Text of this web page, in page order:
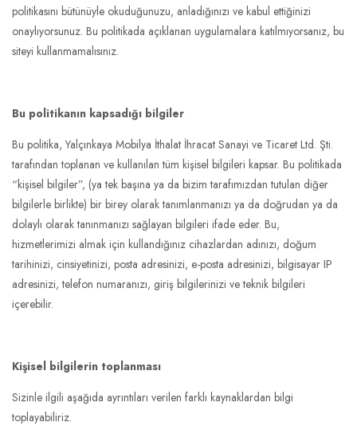
politikasını bütünüyle okuduğunuzu, anladığınızı ve kabul ettiğinizi
onaylıyorsunuz. Bu politikada açıklanan uygulamalara katılmıyorsanız, bu
siteyi kullanmamalısınız.
Bu politikanın kapsadığı bilgiler
Bu politika, Yalçınkaya Mobilya İthalat İhracat Sanayi ve Ticaret Ltd. Şti.
tarafından toplanan ve kullanılan tüm kişisel bilgileri kapsar. Bu politikada
“kişisel bilgiler”, (ya tek başına ya da bizim tarafımızdan tutulan diğer
bilgilerle birlikte) bir birey olarak tanımlanmanızı ya da doğrudan ya da
dolaylı olarak tanınmanızı sağlayan bilgileri ifade eder. Bu,
hizmetlerimizi almak için kullandığınız cihazlardan adınızı, doğum
tarihinizi, cinsiyetinizi, posta adresinizi, e-posta adresinizi, bilgisayar IP
adresinizi, telefon numaranızı, giriş bilgilerinizi ve teknik bilgileri
içerebilir.
Kişisel bilgilerin toplanması
Sizinle ilgili aşağıda ayrıntıları verilen farklı kaynaklardan bilgi
toplayabiliriz.